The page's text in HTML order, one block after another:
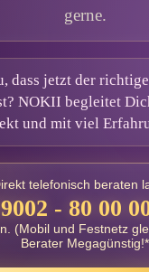
gerne.
dass jetzt der
NOKII begleitet
und mit viel
telefonisch beraten
- 80 00
(Mobil und Festnetz
Berater Megagünstig!*